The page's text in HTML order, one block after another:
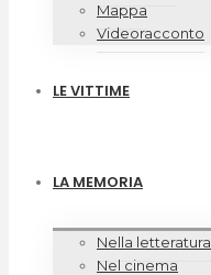
Mappa
Videoracconto
LE VITTIME
LA MEMORIA
Nella letteratura
Nel cinema